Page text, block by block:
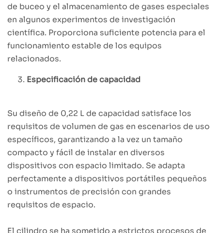
de buceo y el almacenamiento de gases especiales
en algunos experimentos de investigación
científica. Proporciona suficiente potencia para el
funcionamiento estable de los equipos
relacionados.
Especificación de capacidad
Su diseño de 0,22 L de capacidad satisface los
requisitos de volumen de gas en escenarios de uso
específicos, garantizando a la vez un tamaño
compacto y fácil de instalar en diversos
dispositivos con espacio limitado. Se adapta
perfectamente a dispositivos portátiles pequeños
o instrumentos de precisión con grandes
requisitos de espacio.
El cilindro se ha sometido a estrictos procesos de